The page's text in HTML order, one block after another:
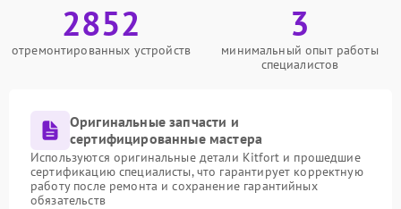
2852
отремонтированных устройств
3
минимальный опыт работы
специалистов
Оригинальные запчасти и
сертифицированные мастера
Используются оригинальные детали Kitfort и прошедшие
сертификацию специалисты, что гарантирует корректную
работу после ремонта и сохранение гарантийных
обязательств